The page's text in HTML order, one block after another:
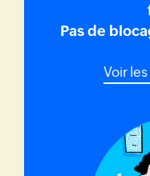
Pas de
Voir